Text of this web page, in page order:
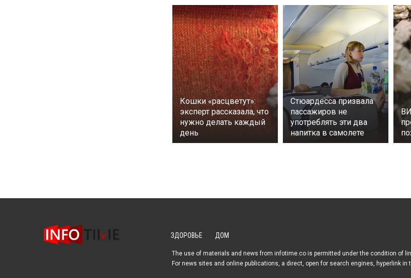
Кошки «расцветут»:
эксперт рассказала, что
нужно делать каждый
день
Стюардесса призвала
пассажиров не
употреблять эти два
напитка в самолете
ЗДОРОВЬЕ ДОМ
The use of materials and news from infotime.co is permitted under the condition of
For news sites and online publications, a direct, open for search engines, hyperlink